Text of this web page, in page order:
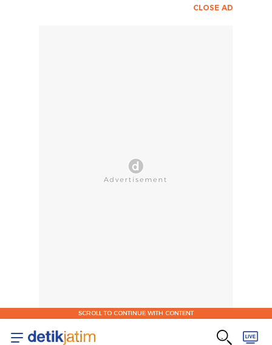
CLOSE AD
SCROLL TO CONTINUE WITH CONTENT